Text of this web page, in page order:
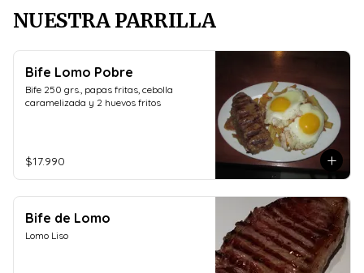
NUESTRA PARRILLA
Bife Lomo Pobre
Bife 250 grs., papas fritas, cebolla
caramelizada y 2 huevos fritos
$17.990
Bife de Lomo
Lomo Liso